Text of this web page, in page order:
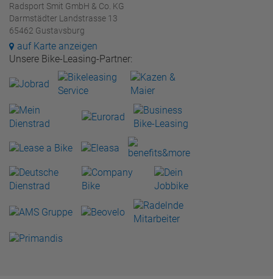
Radsport Smit GmbH & Co. KG
Darmstädter Landstrasse 13
65462 Gustavsburg
auf Karte anzeigen
Unsere Bike-Leasing-Partner: